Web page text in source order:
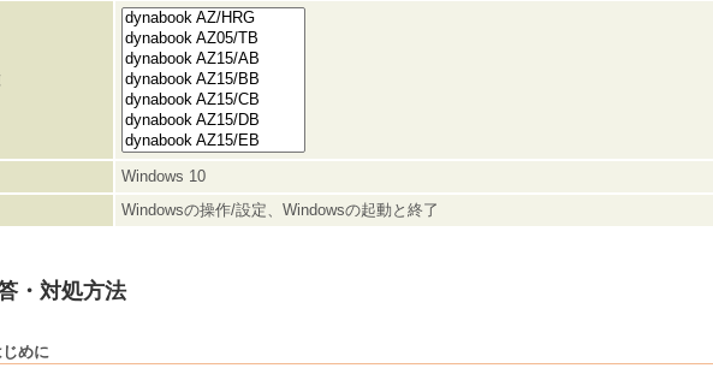
Windows 10
Windowsの操作/設定、Windowsの起動と終了
・対処方法
じめに